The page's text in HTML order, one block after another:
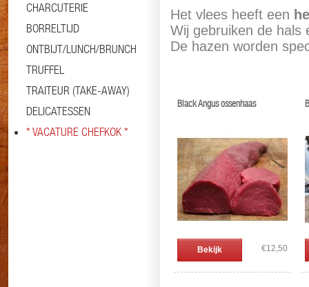
CHARCUTERIE
BORRELTIJD
ONTBIJT/LUNCH/BRUNCH
TRUFFEL
TRAITEUR (TAKE-AWAY)
DELICATESSEN
* VACATURE CHEFKOK *
Het vlees heeft een
Wij gebruiken de hals
De hazen worden
Black Angus ossenhaas
Bekijk €12,50